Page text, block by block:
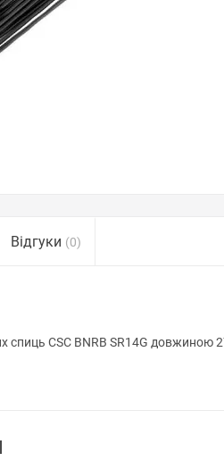
Відгуки (0)
спиць CSC BNRB SR14G довжиною